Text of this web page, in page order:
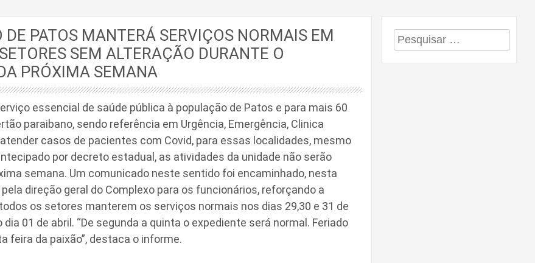
DE PATOS MANTERÁ SERVIÇOS NORMAIS EM
SEM ALTERAÇÃO DURANTE O
PRÓXIMA SEMANA
essencial de saúde pública à população de Patos e para mais 60
paraibano, sendo referência em Urgência, Emergência, Clinica
casos de pacientes com Covid, para essas localidades, mesmo
por decreto estadual, as atividades da unidade não serão
semana. Um comunicado neste sentido foi encaminhado, nesta
direção geral do Complexo para os funcionários, reforçando a
os setores manterem os serviços normais nos dias 29,30 e 31 de
dia 01 de abril. “De segunda a quinta o expediente será normal. Feriado
feira da paixão”, destaca o informe.
Pesquisar
por: